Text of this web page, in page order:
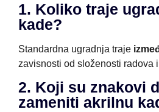
1. Koliko traje
kade?
Standardna ugradnja traje
zavisnosti od složenosti radova
2. Koji su znakovi
zameniti akrilnu